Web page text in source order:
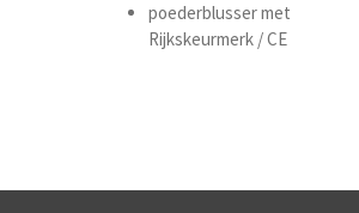
poederblusser met
Rijkskeurmerk / CE